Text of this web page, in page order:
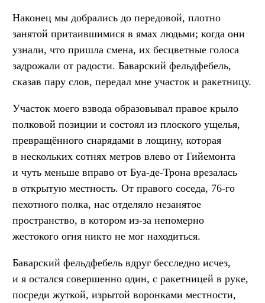
Наконец мы добрались до передовой, плотно
занятой притаившимися в ямах людьми; когда они
узнали, что пришла смена, их бесцветные голоса
задрожали от радости. Баварский фельдфебель,
сказав пару слов, передал мне участок и ракетницу.
Участок моего взвода образовывал правое крыло
полковой позиции и состоял из плоского ущелья,
превращённого снарядами в лощину, которая
в нескольких сотнях метров влево от Гийемонта
и чуть меньше вправо от Буа-де-Трона врезалась
в открытую местность. От правого соседа, 76-го
пехотного полка, нас отделяло незанятое
пространство, в котором из-за непомерно
жестокого огня никто не мог находиться.
Баварский фельдфебель вдруг бесследно исчез,
и я остался совершенно один, с ракетницей в руке,
посреди жуткой, изрытой воронками местности,